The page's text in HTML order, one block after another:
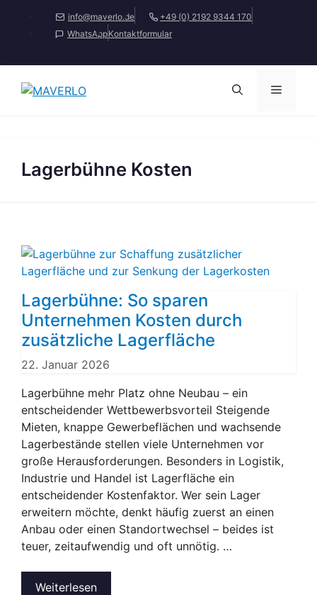
info@maverlo.de
+49 (0) 2192 9344 170
WhatsAppKontaktformular
Menü
Lagerbühne Kosten
Lagerbühne: So sparen
Unternehmen Kosten durch
zusätzliche Lagerfläche
22. Januar 2026
Lagerbühne mehr Platz ohne Neubau – ein
entscheidender Wettbewerbsvorteil Steigende
Mieten, knappe Gewerbeflächen und wachsende
Lagerbestände stellen viele Unternehmen vor
große Herausforderungen. Besonders in Logistik,
Industrie und Handel ist Lagerfläche ein
entscheidender Kostenfaktor. Wer sein Lager
erweitern möchte, denkt häufig zuerst an einen
Anbau oder einen Standortwechsel – beides ist
teuer, zeitaufwendig und oft unnötig. …
Weiterlesen